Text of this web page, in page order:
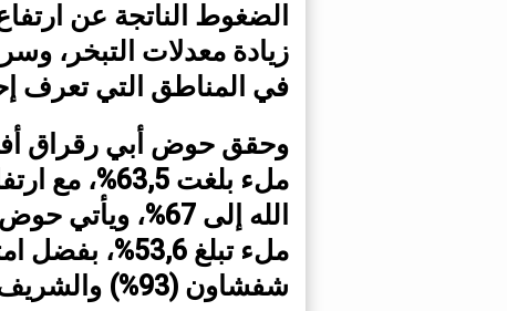
الضغوط الناتجة عن
زيادة معدلات التبخر،
في المناطق التي تعرف
وحقق حوض أبي رقراق
ملء بلغت
الله إلى 67%،
ملء تبلغ
شفشاون (93%) والشريف الإدريسي (91%).